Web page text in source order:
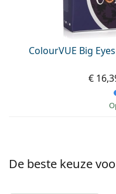
ColourVUE Big
€
De beste keuze